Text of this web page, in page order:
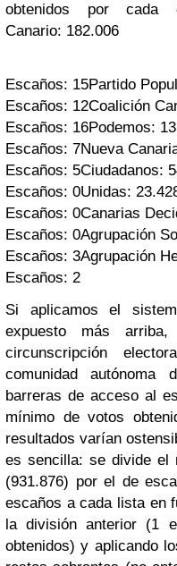
obtenidos por cada
Canario: 182.006
Escaños: 15Partido
Escaños: 12Coalición
Escaños: 16Podemos:
Escaños: 7Nueva
Escaños: 5Ciudadanos:
Escaños: 0Unidas:
Escaños: 0Canarias
Escaños: 0Agrupación
Escaños: 3Agrupación
Escaños: 2
Si aplicamos el
expuesto más arriba,
circunscripción
comunidad
barreras de acceso al
mínimo de votos
resultados varían
es sencilla: se divide el
(931.876) por el de
escaños a cada lista en
la división anterior (1
obtenidos) y aplicando